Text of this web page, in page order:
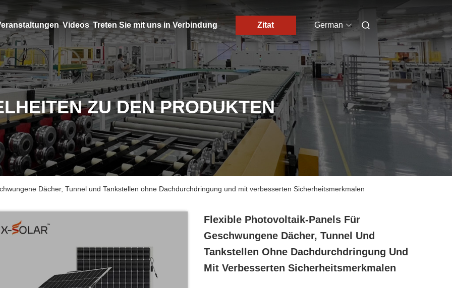
Videos Treten Sie mit uns in Verbindung Zitat German
ZU DEN PRODUKTEN
Dächer, Tunnel und Tankstellen ohne Dachdurchdringung und mit verbesserten Sicherheitsmerkmalen
Flexible Photovoltaik-Panels Für
Geschwungene Dächer, Tunnel Und
Tankstellen Ohne Dachdurchdringung Und
Mit Verbesserten Sicherheitsmerkmalen